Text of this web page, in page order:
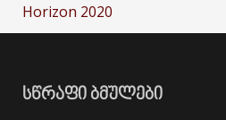
Horizon 2020
ᲡᲬᲠᲐᲤᲘ ᲑᲛᲣᲚᲔᲑᲘ